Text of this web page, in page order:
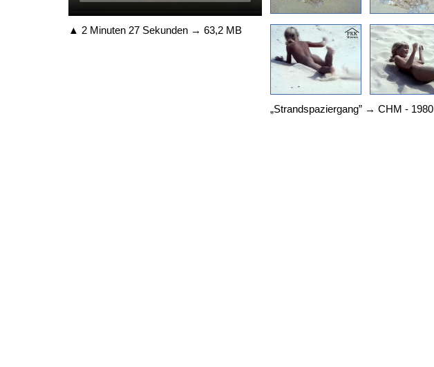
▲ 2 Minuten 27 Sekunden → 63,2 MB
„Strandspaziergang” → CHM - 1980